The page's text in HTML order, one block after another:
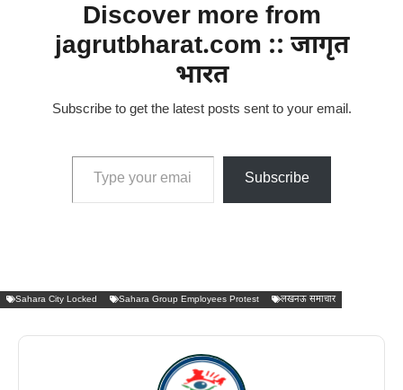
Discover more from
jagrutbharat.com :: जागृत
भारत
Subscribe to get the latest posts sent to your email.
Type your email…
Subscribe
Sahara City Locked Sahara Group Employees Protest लखनऊ समाचार